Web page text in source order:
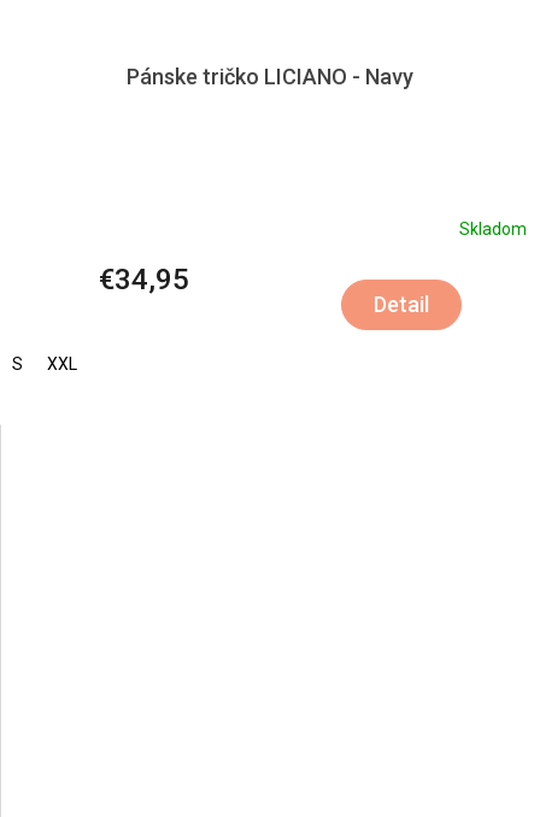
Pánske tričko LICIANO - Navy
Skladom
€34,95
Detail
S XXL